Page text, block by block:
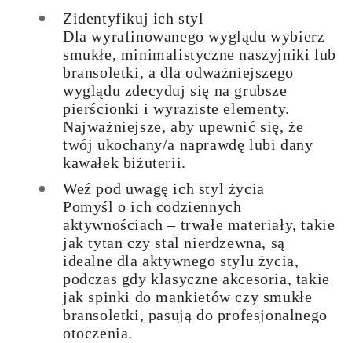
Zidentyfikuj ich styl
Dla wyrafinowanego wyglądu wybierz
smukłe, minimalistyczne naszyjniki lub
bransoletki, a dla odważniejszego
wyglądu zdecyduj się na grubsze
pierścionki i wyraziste elementy.
Najważniejsze, aby upewnić się, że
twój ukochany/a naprawdę lubi dany
kawałek biżuterii.
Weź pod uwagę ich styl życia
Pomyśl o ich codziennych
aktywnościach – trwałe materiały, takie
jak tytan czy stal nierdzewna, są
idealne dla aktywnego stylu życia,
podczas gdy klasyczne akcesoria, takie
jak spinki do mankietów czy smukłe
bransoletki, pasują do profesjonalnego
otoczenia.